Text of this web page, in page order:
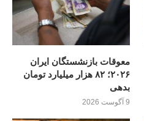
معوقات بازنشستگان ایران
۲۰۲۶؛ ۸۲ هزار میلیارد تومان
بدهی
9 آگوست 2026